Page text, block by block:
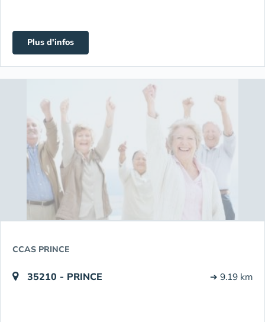
Plus d'infos
CCAS PRINCE
35210 - PRINCE ➔ 9.19 km